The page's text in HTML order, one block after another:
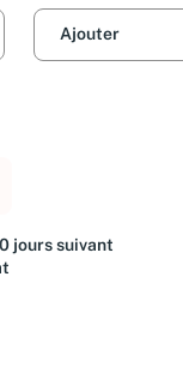
Ajouter
jours suivant